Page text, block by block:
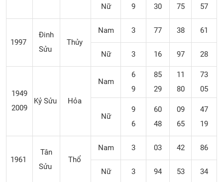
Nữ 9 30 75 57
1997
Đinh
Sửu
Thủy
Nam 3 77 38 61
Nữ 3 16 97 28
1949
2009
Kỷ Sửu Hỏa
Nam
6
9
85
29
11
80
73
05
Nữ
9
6
60
48
09
65
47
19
1961
Tân
Sửu
Thổ
Nam 3 03 42 86
Nữ 3 94 53 34